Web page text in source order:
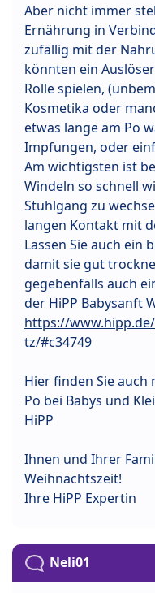
Aber nicht immer
Ernährung in
zufällig mit der
könnten ein
Rolle spielen,
Kosmetika oder
etwas lange am Po
Impfungen, oder
Am wichtigsten ist
Windeln so schnell
Stuhlgang zu
langen Kontakt mit
Lassen Sie auch ein
damit sie gut
gegebenfalls auch
der HiPP Babysanft
https://
tz/#c34749
Hier finden Sie
Po bei Babys und
HiPP
Ihnen und Ihrer
Weihnachtszeit!
Ihre HiPP Expertin
Neli01